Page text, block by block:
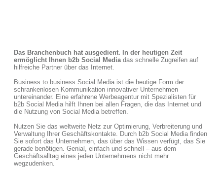
Das Branchenbuch hat ausgedient. In der heutigen Zeit
ermöglicht Ihnen b2b Social Media das schnelle Zugreifen auf
hilfreiche Partner über das Internet.
Business to business Social Media ist die heutige Form der
schrankenlosen Kommunikation innovativer Unternehmen
untereinander. Eine erfahrene Werbeagentur mit Spezialisten für
b2b Social Media hilft Ihnen bei allen Fragen, die das Internet und
die Nutzung von Social Media betreffen.
Nutzen Sie das weltweite Netz zur Optimierung, Verbreiterung und
Verwaltung Ihrer Geschäftskontakte. Durch b2b Social Media finden
Sie sofort das Unternehmen, das über das Wissen verfügt, das Sie
gerade benötigen. Genial, einfach und schnell – aus dem
Geschäftsalltag eines jeden Unternehmens nicht mehr
wegzudenken.